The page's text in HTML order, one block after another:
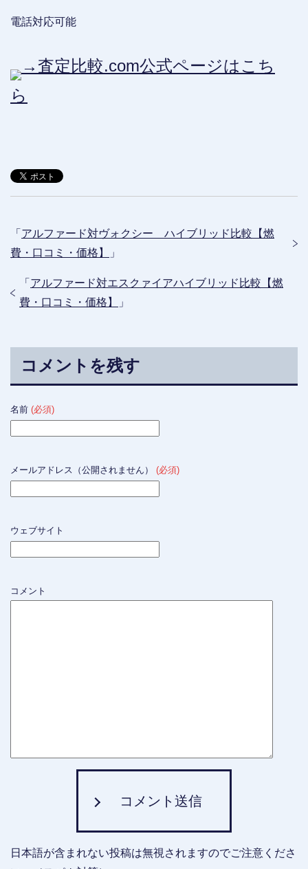
電話対応可能
→査定比較.com公式ページはこち
ら
「 アルファード対ヴォクシー ハイブリッド比較【燃
費・口コミ・価格】
」
「 アルファード対エスクァイアハイブリッド比較【燃
費・口コミ・価格】
」
コメントを残す
名前 (必須)
メールアドレス（公開されません） (必須)
ウェブサイト
コメント
コメント送信
日本語が含まれない投稿は無視されますのでご注意くださ